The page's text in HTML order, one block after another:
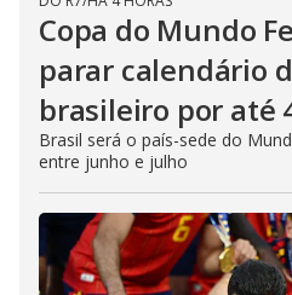
Copa do Mundo
parar calendário
brasileiro por até
Brasil será o país-sede do
entre junho e julho